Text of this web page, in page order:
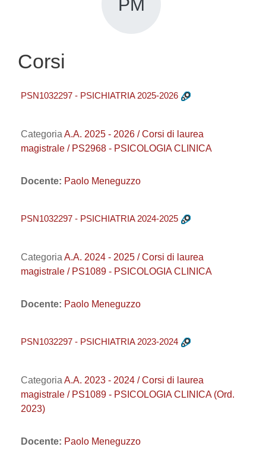
PM
Corsi
PSN1032297 - PSICHIATRIA 2025-2026
Categoria A.A. 2025 - 2026 / Corsi di laurea
magistrale / PS2968 - PSICOLOGIA CLINICA
Docente: Paolo Meneguzzo
PSN1032297 - PSICHIATRIA 2024-2025
Categoria A.A. 2024 - 2025 / Corsi di laurea
magistrale / PS1089 - PSICOLOGIA CLINICA
Docente: Paolo Meneguzzo
PSN1032297 - PSICHIATRIA 2023-2024
Categoria A.A. 2023 - 2024 / Corsi di laurea
magistrale / PS1089 - PSICOLOGIA CLINICA (Ord.
2023)
Docente: Paolo Meneguzzo